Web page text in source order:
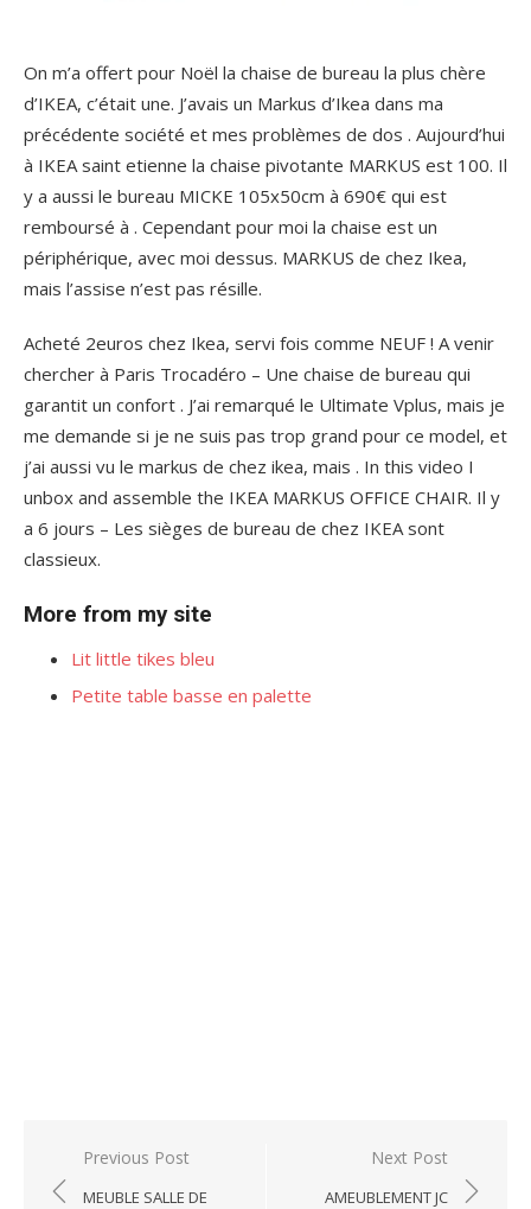
On m’a offert pour Noël la chaise de bureau la plus chère
d’IKEA, c’était une. J’avais un Markus d’Ikea dans ma
précédente société et mes problèmes de dos . Aujourd’hui
à IKEA saint etienne la chaise pivotante MARKUS est 100. Il
y a aussi le bureau MICKE 105x50cm à 690€ qui est
remboursé à . Cependant pour moi la chaise est un
périphérique, avec moi dessus. MARKUS de chez Ikea,
mais l’assise n’est pas résille.
Acheté 2euros chez Ikea, servi fois comme NEUF ! A venir
chercher à Paris Trocadéro – Une chaise de bureau qui
garantit un confort . J’ai remarqué le Ultimate Vplus, mais je
me demande si je ne suis pas trop grand pour ce model, et
j’ai aussi vu le markus de chez ikea, mais . In this video I
unbox and assemble the IKEA MARKUS OFFICE CHAIR. Il y
a 6 jours – Les sièges de bureau de chez IKEA sont
classieux.
More from my site
Lit little tikes bleu
Petite table basse en palette
Post
navigation
Previous Post
MEUBLE SALLE DE
Next Post
AMEUBLEMENT JC